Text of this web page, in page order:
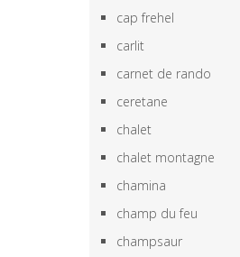
cap frehel
carlit
carnet de rando
ceretane
chalet
chalet montagne
chamina
champ du feu
champsaur